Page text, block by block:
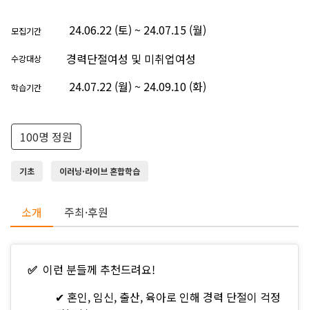
모집기간 24.06.22 (토) ~ 24.07.15 (월)
수강대상 경력단절여성 및 미취업여성
학습기간 24.07.22 (월) ~ 24.09.10 (화)
100명 정원
기초 이러닝·라이브 혼합학습
소개 주최·후원
✅ 이런 분들께 추천드려요!
✔ 혼인, 임신, 출산, 육아로 인해 경력 단절이 걱정